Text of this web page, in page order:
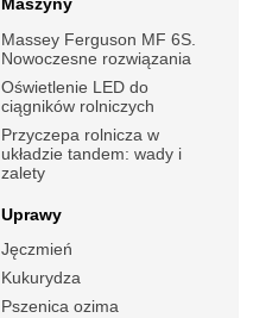
Massey Ferguson MF 6S.
Nowoczesne rozwiązania
Oświetlenie LED do
ciągników rolniczych
Przyczepa rolnicza w
układzie tandem: wady i
zalety
Uprawy
Jęczmień
Kukurydza
Pszenica ozima